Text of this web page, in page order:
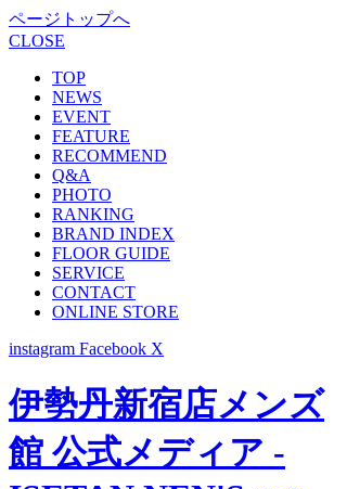
ページトップへ
CLOSE
TOP
NEWS
EVENT
FEATURE
RECOMMEND
Q&A
PHOTO
RANKING
BRAND INDEX
FLOOR GUIDE
SERVICE
CONTACT
ONLINE STORE
instagram Facebook X
伊勢丹新宿店メンズ
館 公式メディア -